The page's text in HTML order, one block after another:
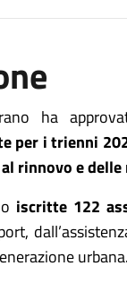
ha
per i trienni
rinnovo e
iscritte 122
urbana.